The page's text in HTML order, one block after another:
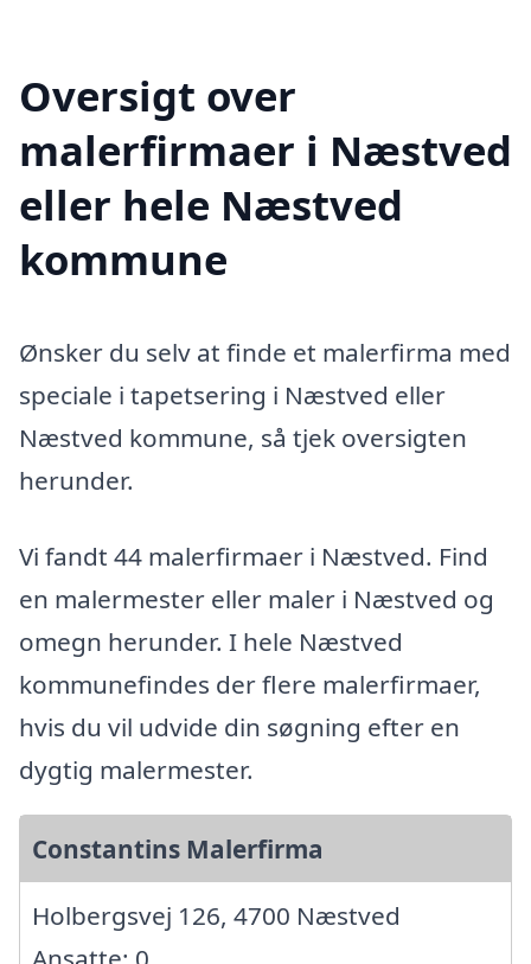
Oversigt over
malerfirmaer i Næstved
eller hele Næstved
kommune
Ønsker du selv at finde et malerfirma med
speciale i tapetsering i Næstved eller
Næstved kommune, så tjek oversigten
herunder.
Vi fandt 44 malerfirmaer i Næstved. Find
en malermester eller maler i Næstved og
omegn herunder. I hele Næstved
kommunefindes der flere malerfirmaer,
hvis du vil udvide din søgning efter en
dygtig malermester.
Constantins Malerfirma
Holbergsvej 126, 4700 Næstved